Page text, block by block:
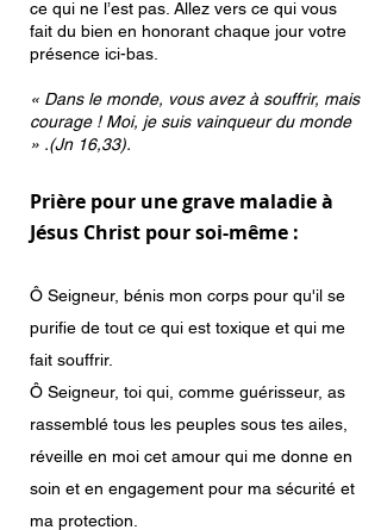
ce qui ne l’est pas. Allez vers ce qui vous
fait du bien en honorant chaque jour votre
présence ici-bas.
« Dans le monde, vous avez à souffrir, mais
courage ! Moi, je suis vainqueur du monde
» .(Jn 16,33).
Prière pour une grave maladie à
Jésus Christ pour soi-même :
Ô Seigneur, bénis mon corps pour qu'il se
purifie de tout ce qui est toxique et qui me
fait souffrir.
Ô Seigneur, toi qui, comme guérisseur, as
rassemblé tous les peuples sous tes ailes,
réveille en moi cet amour qui me donne en
soin et en engagement pour ma sécurité et
ma protection.